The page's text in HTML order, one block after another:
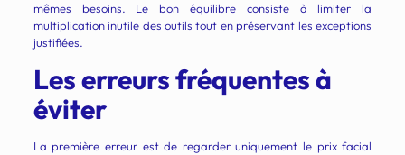
mêmes besoins. Le bon équilibre consiste à limiter la
multiplication inutile des outils tout en préservant les exceptions
justifiées.
Les erreurs fréquentes à
éviter
La première erreur est de regarder uniquement le prix facial